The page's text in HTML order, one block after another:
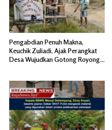
Pengabdian Penuh Makna,
Keuchik Zuliadi, Ajak Perangkat
Desa Wujudkan Gotong Royong,